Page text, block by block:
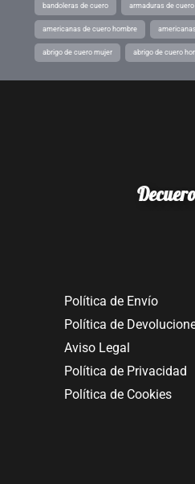
bandoleras de cuero armaduras de cuero
americanas de cuero hombre
abrigo de cuero mujer abrigo de cuero
Política de Envío
Política de
Aviso Legal
Política de Privacidad
Política de Cookies